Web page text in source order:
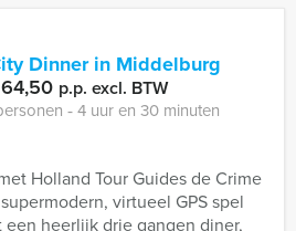
Dinner in Middelburg
p.p. excl. BTW
‐ 4 uur en 30 minuten
Holland Tour Guides de Crime
virtueel GPS spel
heerlijk drie gangen diner,